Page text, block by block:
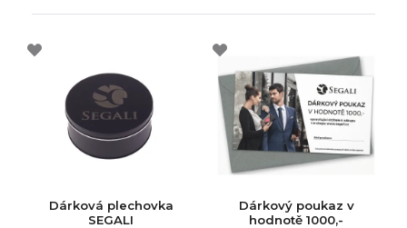
Dárková plechovka
SEGALI
Dárkový poukaz v
hodnotě 1000,-